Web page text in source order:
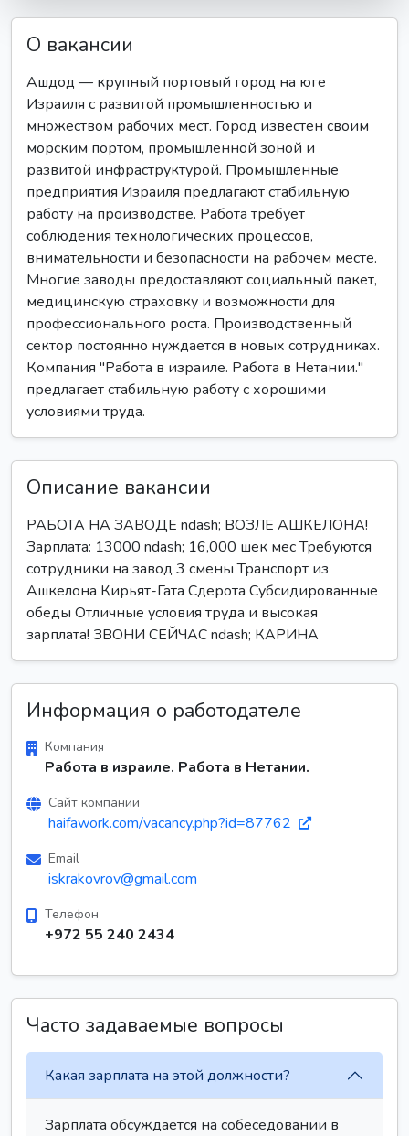
О вакансии
Ашдод — крупный портовый город на юге
Израиля с развитой промышленностью и
множеством рабочих мест. Город известен своим
морским портом, промышленной зоной и
развитой инфраструктурой. Промышленные
предприятия Израиля предлагают стабильную
работу на производстве. Работа требует
соблюдения технологических процессов,
внимательности и безопасности на рабочем месте.
Многие заводы предоставляют социальный пакет,
медицинскую страховку и возможности для
профессионального роста. Производственный
сектор постоянно нуждается в новых сотрудниках.
Компания "Работа в израиле. Работа в Нетании."
предлагает стабильную работу с хорошими
условиями труда.
Описание вакансии
РАБОТА НА ЗАВОДЕ ndash; ВОЗЛЕ АШКЕЛОНА!
Зарплата: 13000 ndash; 16,000 шек мес Требуются
сотрудники на завод 3 смены Транспорт из
Ашкелона Кирьят-Гата Сдерота Субсидированные
обеды Отличные условия труда и высокая
зарплата! ЗВОНИ СЕЙЧАС ndash; КАРИНА
Информация о работодателе
Компания
Работа в израиле. Работа в Нетании.
Сайт компании
haifawork.com/vacancy.php?id=87762
Email
iskrakovrov@gmail.com
Телефон
+972 55 240 2434
Часто задаваемые вопросы
Какая зарплата на этой должности?
Зарплата обсуждается на собеседовании в